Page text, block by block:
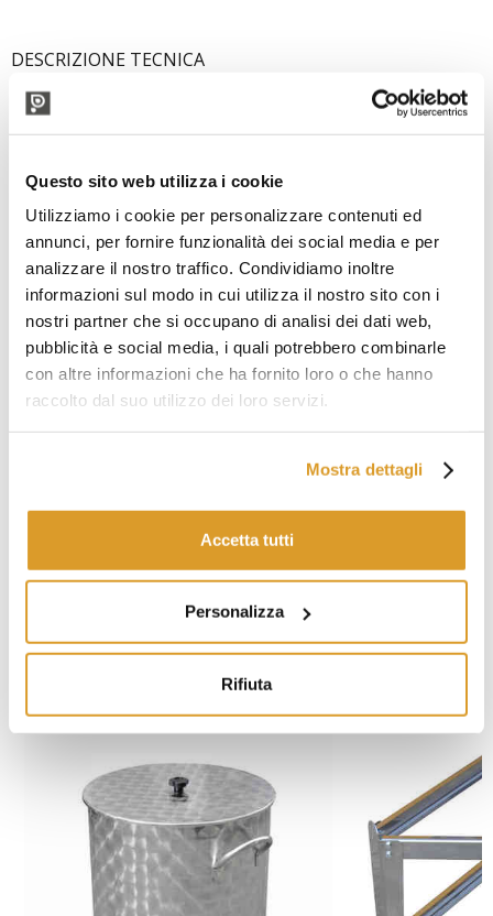
Questo sito web utilizza i cookie
Utilizziamo i cookie per personalizzare contenuti ed
annunci, per fornire funzionalità dei social media e per
analizzare il nostro traffico. Condividiamo inoltre
informazioni sul modo in cui utilizza il nostro sito con i
nostri partner che si occupano di analisi dei dati web,
pubblicità e social media, i quali potrebbero combinarle
con altre informazioni che ha fornito loro o che hanno
raccolto dal suo utilizzo dei loro servizi.
Mostra dettagli
Accetta tutti
Personalizza
Rifiuta
DESCRIZIONE TECNICA
PRODOTTI CORRELATI